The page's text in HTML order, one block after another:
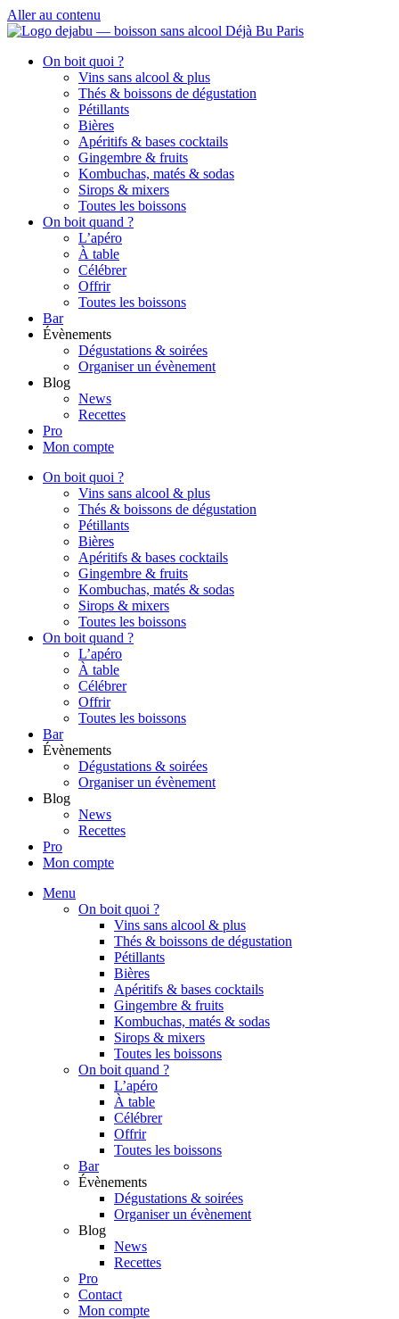
Aller au contenu
On boit quoi ?
Vins sans alcool & plus
Thés & boissons de dégustation
Pétillants
Bières
Apéritifs & bases cocktails
Gingembre & fruits
Kombuchas, matés & sodas
Sirops & mixers
Toutes les boissons
On boit quand ?
L’apéro
À table
Célébrer
Offrir
Toutes les boissons
Bar
Évènements
Dégustations & soirées
Organiser un évènement
Blog
News
Recettes
Pro
Mon compte
On boit quoi ?
Vins sans alcool & plus
Thés & boissons de dégustation
Pétillants
Bières
Apéritifs & bases cocktails
Gingembre & fruits
Kombuchas, matés & sodas
Sirops & mixers
Toutes les boissons
On boit quand ?
L’apéro
À table
Célébrer
Offrir
Toutes les boissons
Bar
Évènements
Dégustations & soirées
Organiser un évènement
Blog
News
Recettes
Pro
Mon compte
Menu
On boit quoi ?
Vins sans alcool & plus
Thés & boissons de dégustation
Pétillants
Bières
Apéritifs & bases cocktails
Gingembre & fruits
Kombuchas, matés & sodas
Sirops & mixers
Toutes les boissons
On boit quand ?
L’apéro
À table
Célébrer
Offrir
Toutes les boissons
Bar
Évènements
Dégustations & soirées
Organiser un évènement
Blog
News
Recettes
Pro
Contact
Mon compte